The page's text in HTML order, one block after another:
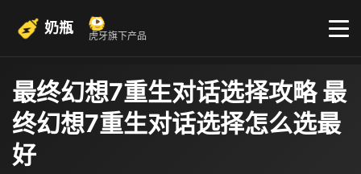
奶瓶 虎牙旗下产品
最终幻想7重生对话选择攻略 最
终幻想7重生对话选择怎么选最
好